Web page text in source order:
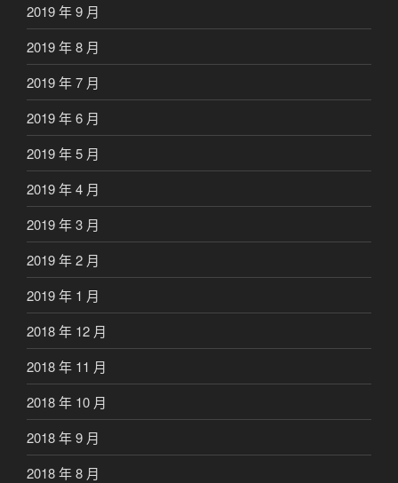
2019 年 9 月
2019 年 8 月
2019 年 7 月
2019 年 6 月
2019 年 5 月
2019 年 4 月
2019 年 3 月
2019 年 2 月
2019 年 1 月
2018 年 12 月
2018 年 11 月
2018 年 10 月
2018 年 9 月
2018 年 8 月